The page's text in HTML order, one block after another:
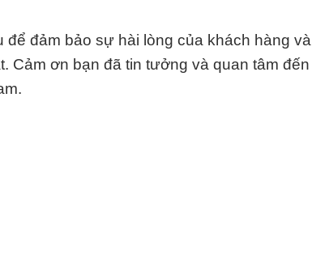
đảm bảo sự hài lòng của khách hàng và
Cảm ơn bạn đã tin tưởng và quan tâm đến